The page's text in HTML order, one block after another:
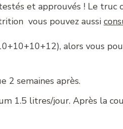
et approuvés ! Le truc
vous pouvez aussi
alors vous
2 semaines après.
1.5 litres/jour. Après la